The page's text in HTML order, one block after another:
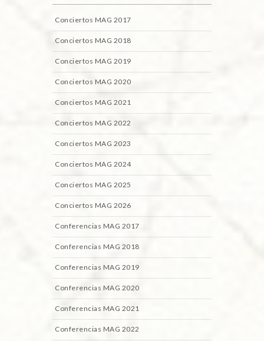
Conciertos MAG 2017
Conciertos MAG 2018
Conciertos MAG 2019
Conciertos MAG 2020
Conciertos MAG 2021
Conciertos MAG 2022
Conciertos MAG 2023
Conciertos MAG 2024
Conciertos MAG 2025
Conciertos MAG 2026
Conferencias MAG 2017
Conferencias MAG 2018
Conferencias MAG 2019
Conferencias MAG 2020
Conferencias MAG 2021
Conferencias MAG 2022